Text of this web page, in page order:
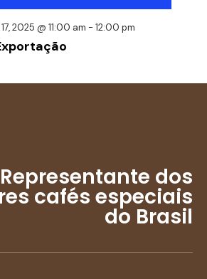
2025 @ 11:00 am - 12:00 pm
Representante dos
cafés especiais
do Brasil